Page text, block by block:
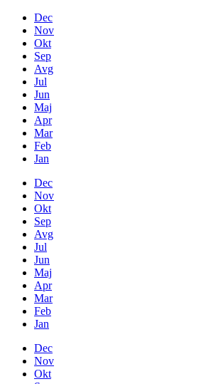
Dec
Nov
Okt
Sep
Avg
Jul
Jun
Maj
Apr
Mar
Feb
Jan
Dec
Nov
Okt
Sep
Avg
Jul
Jun
Maj
Apr
Mar
Feb
Jan
Dec
Nov
Okt